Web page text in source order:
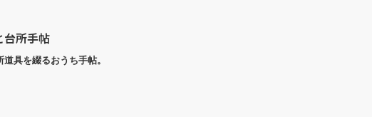
台所手帖
具を綴るおうち手帖。